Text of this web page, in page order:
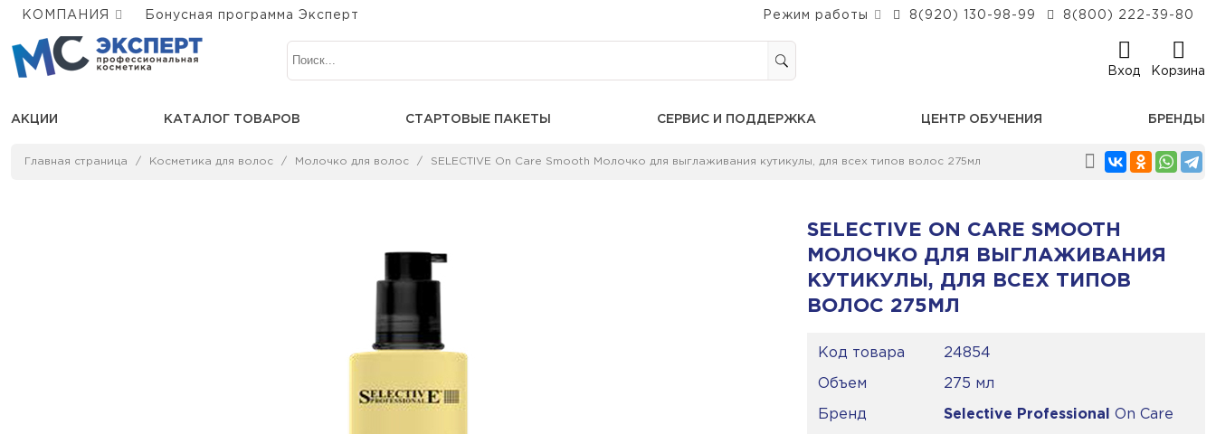
КОМПАНИЯ Бонусная программа Эксперт Режим работы 8(920) 130-98-99 8(800) 222-39-80
Вход Корзина
АКЦИИ КАТАЛОГ ТОВАРОВ СТАРТОВЫЕ ПАКЕТЫ СЕРВИС И ПОДДЕРЖКА ЦЕНТР ОБУЧЕНИЯ БРЕНДЫ
Главная страница Косметика для волос Молочко для волос SELECTIVE On Care Smooth Молочко для выглаживания кутикулы, для всех типов волос 275мл
SELECTIVE ON CARE SMOOTH
МОЛОЧКО ДЛЯ ВЫГЛАЖИВАНИЯ
КУТИКУЛЫ, ДЛЯ ВСЕХ ТИПОВ
ВОЛОС 275МЛ
Код товара 24854
Объем 275 мл
Бренд Selective Professional On Care